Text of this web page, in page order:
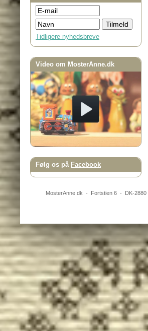
Tidligere nyhedsbreve
Video om MosterAnne.dk
Følg os på Facebook
MosterAnne.dk - Fortstien 6- DK-2880